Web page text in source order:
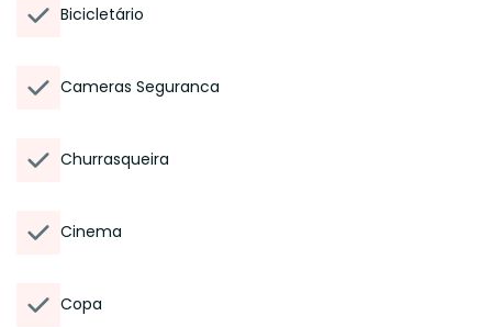
Bicicletário
Cameras Seguranca
Churrasqueira
Cinema
Copa